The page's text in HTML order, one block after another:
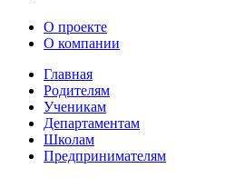
О проекте
О компании
Главная
Родителям
Ученикам
Департаментам
Школам
Предпринимателям